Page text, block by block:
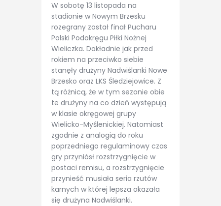
W sobotę 13 listopada na
stadionie w Nowym Brzesku
rozegrany został finał Pucharu
Polski Podokręgu Piłki Nożnej
Wieliczka. Dokładnie jak przed
rokiem na przeciwko siebie
stanęły drużyny Nadwiślanki Nowe
Brzesko oraz LKS Śledziejowice. Z
tą różnicą, że w tym sezonie obie
te drużyny na co dzień występują
w klasie okręgowej grupy
Wielicko-Myślenickiej. Natomiast
zgodnie z analogią do roku
poprzedniego regulaminowy czas
gry przyniósł rozstrzygnięcie w
postaci remisu, a rozstrzygnięcie
przynieść musiała seria rzutów
karnych w której lepsza okazała
się drużyna Nadwiślanki.